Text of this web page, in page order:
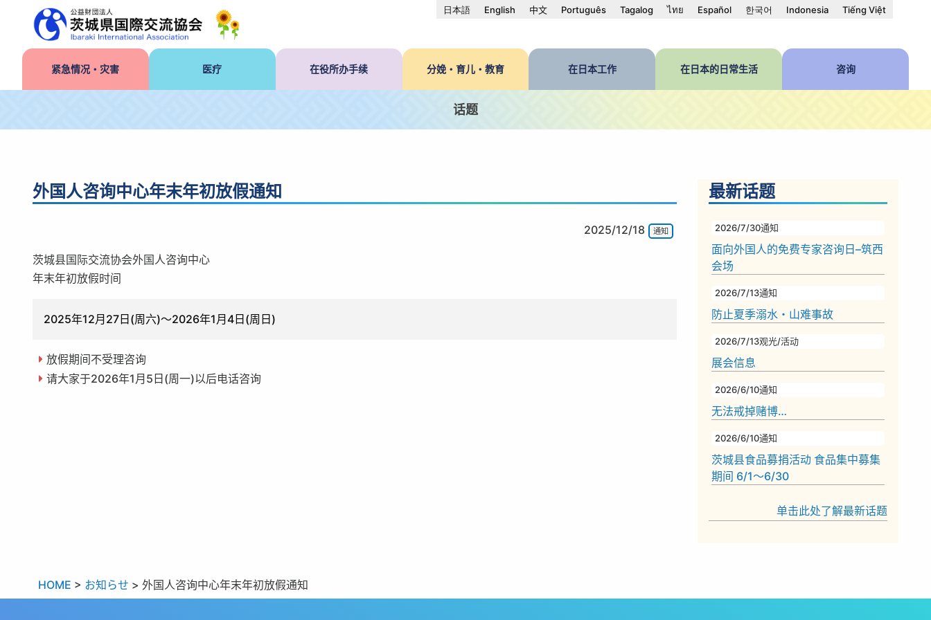
日本語 English 中文 Português Tagalog ไทย Español 한국어 Indonesia Tiếng Việt
紧急情况・灾害 医疗 在役所办手续 分娩・育儿・教育 在日本工作 在日本的日常生活 咨询
话题
外国人咨询中心年末年初放假通知
2025/12/18 通知
茨城县国际交流协会外国人咨询中心
年末年初放假时间
2025年12月27日(周六)〜2026年1月4日(周日)
放假期间不受理咨询
请大家于2026年1月5日(周一)以后电话咨询
最新话题
2026/7/30通知
面向外国人的免费专家咨询日–筑西
会场
2026/7/13通知
防止夏季溺水・山难事故
2026/7/13观光/活动
展会信息
2026/6/10通知
无法戒掉赌博…
2026/6/10通知
茨城县食品募捐活动 食品集中募集
期间 6/1～6/30
单击此处了解最新话题
HOME > お知らせ > 外国人咨询中心年末年初放假通知